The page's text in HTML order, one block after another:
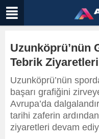
Uzunköprü’nün
Tebrik
Uzunköprü’nün
başarı grafiğini
Avrupa’da
tarihi zaferin
ziyaretleri devam